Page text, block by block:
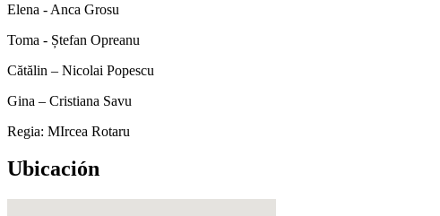
Elena - Anca Grosu
Toma - Ștefan Opreanu
Cătălin – Nicolai Popescu
Gina – Cristiana Savu
Regia: MIrcea Rotaru
Ubicación